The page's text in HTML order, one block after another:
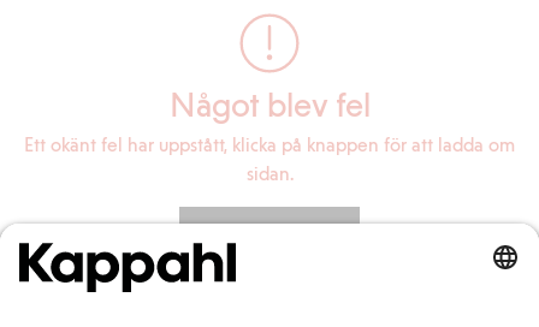
Något blev fel
Ett okänt fel har uppstått, klicka på knappen för att ladda om
sidan.